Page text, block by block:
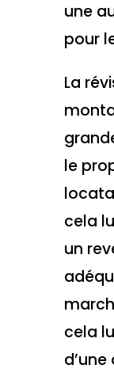
une
pour
La
le
cela
un
cela